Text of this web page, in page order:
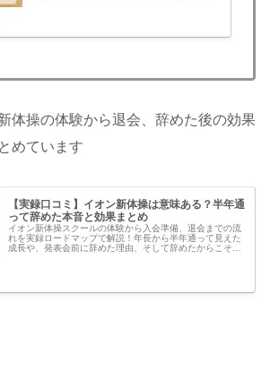
体操の体験から退会、辞めた後の効果
めています
【実録口コミ】イオン新体操は意味ある？半年通
って辞めた本音と効果まとめ
イオン新体操スクールの体験から入会準備、退会までの流
れを実録ロードマップで解説！年長から半年通って見えた
成長や、発表会前に辞めた理由、そして辞めたからこそ実